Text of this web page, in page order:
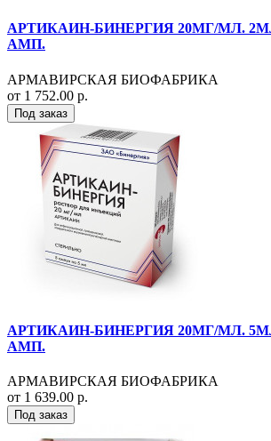
АРТИКАИН-БИНЕРГИЯ 20МГ/МЛ.
АМП.
АРМАВИРСКАЯ БИОФАБРИКА
от 1 752.00 р.
Под заказ
АРТИКАИН-БИНЕРГИЯ 20МГ/МЛ.
АМП.
АРМАВИРСКАЯ БИОФАБРИКА
от 1 639.00 р.
Под заказ